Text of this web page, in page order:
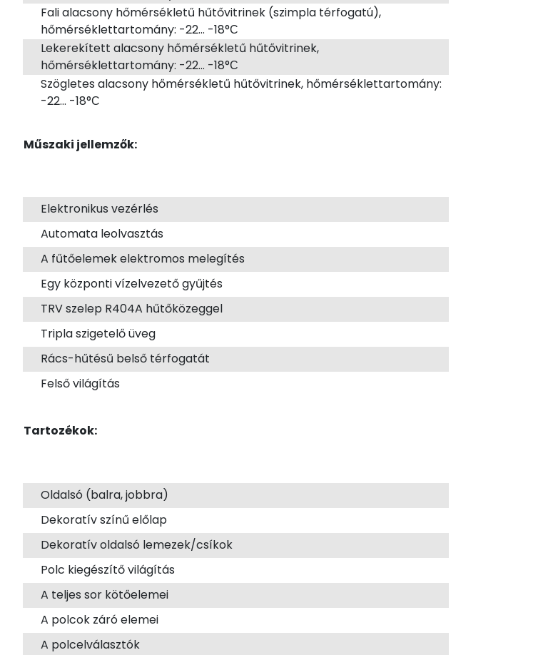
Fali alacsony hőmérsékletű hűtővitrinek (szimpla térfogatú),
hőmérséklettartomány: -22... -18°С
Lekerekített alacsony hőmérsékletű hűtővitrinek,
hőmérséklettartomány: -22... -18°С
Szögletes alacsony hőmérsékletű hűtővitrinek, hőmérséklettartomány:
-22... -18°С
Műszaki jellemzők:
Elektronikus vezérlés
Automata leolvasztás
A fűtőelemek elektromos melegítés
Egy központi vízelvezető gyűjtés
TRV szelep R404A hűtőközeggel
Tripla szigetelő üveg
Rács-hűtésű belső térfogatát
Felső világítás
Tartozékok:
Oldalsó (balra, jobbra)
Dekoratív színű előlap
Dekoratív oldalsó lemezek/csíkok
Polc kiegészítő világítás
A teljes sor kötőelemei
A polcok záró elemei
A polcelválasztók